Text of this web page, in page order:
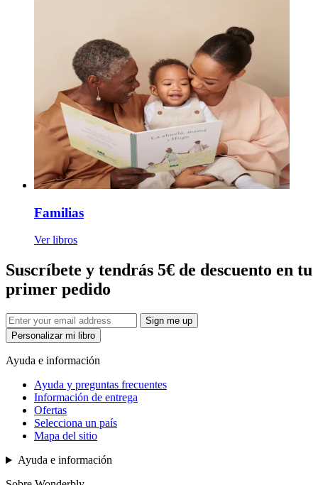
Familias
Ver libros
Suscríbete y tendrás 5€ de descuento en tu
primer pedido
Sign me up
Personalizar mi libro
Ayuda e información
Ayuda y preguntas frecuentes
Información de entrega
Ofertas
Selecciona un país
Mapa del sitio
Ayuda e información